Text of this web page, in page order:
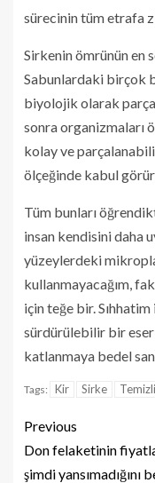
sürecinin tüm etrafa
Sirkenin ömrünün en
Sabunlardaki birçok
biyolojik olarak
sonra organizmaları
kolay ve
ölçeğinde kabul
Tüm bunları
insan kendisini daha
yüzeylerdeki
kullanmayacağım,
için teğe bir.
sürdürülebilir bir eser
katlanmaya bedel
Tags: Kir Sirke
Previous
Don felaketinin
şimdi yansımadığını